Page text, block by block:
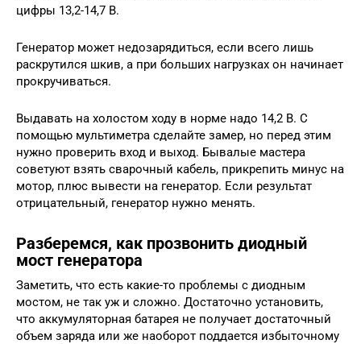
цифры 13,2-14,7 В.
Генератор может недозарядиться, если всего лишь
раскрутился шкив, а при больших нагрузках он начинает
прокручиваться.
Выдавать на холостом ходу в норме надо 14,2 В. С
помощью мультиметра сделайте замер, но перед этим
нужно проверить вход и выход. Бывалые мастера
советуют взять сварочный кабель, прикрепить минус на
мотор, плюс вывести на генератор. Если результат
отрицательный, генератор нужно менять.
Разберемся, как прозвонить диодный
мост генератора
Заметить, что есть какие-то проблемы с диодным
мостом, не так уж и сложно. Достаточно установить,
что аккумуляторная батарея не получает достаточный
объем заряда или же наоборот поддается избыточному